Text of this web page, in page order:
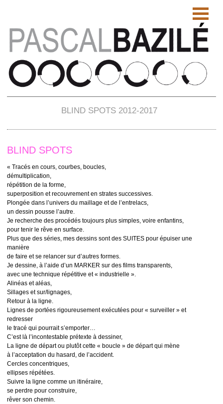
BLIND SPOTS 2012-2017
BLIND SPOTS
« Tracés en cours, courbes, boucles,
démultiplication,
répétition de la forme,
superposition et recouvrement en strates successives.
Plongée dans l’univers du maillage et de l’entrelacs,
un dessin pousse l’autre.
Je recherche des procédés toujours plus simples, voire enfantins,
pour tenir le rêve en surface.
Plus que des séries, mes dessins sont des SUITES pour épuiser une
manière
de faire et se relancer sur d’autres formes.
Je dessine, à l’aide d’un MARKER sur des films transparents,
avec une technique répétitive et « industrielle ».
Alinéas et aléas,
Sillages et sur/lignages,
Retour à la ligne.
Lignes de portées rigoureusement exécutées pour « surveiller » et
redresser
le tracé qui pourrait s’emporter…
C’est là l’incontestable prétexte à dessiner,
La ligne de départ ou plutôt cette « boucle » de départ qui mène
à l’acceptation du hasard, de l’accident.
Cercles concentriques,
ellipses répétées.
Suivre la ligne comme un itinéraire,
se perdre pour construire,
rêver son chemin.